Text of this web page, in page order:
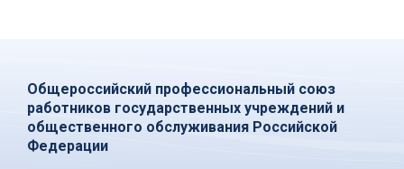
Общероссийский профессиональный союз
работников государственных учреждений и
общественного обслуживания Российской
Федерации